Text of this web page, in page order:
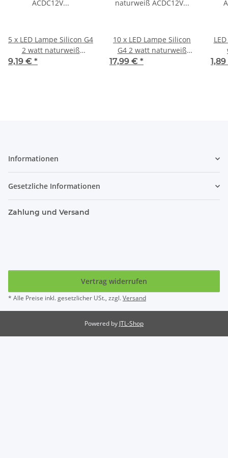
5 x LED Lampe Silicon G4
2 watt naturweiß
ACDC12V 4000K 200
9,19 € *
10 x LED Lampe Silicon
G4 2 watt naturweiß
ACDC12V 4000K 200
17,99 € *
Informationen
Gesetzliche Informationen
Zahlung und Versand
Vertrag widerrufen
* Alle Preise inkl. gesetzlicher USt., zzgl.Versand
Powered by JTL-Shop